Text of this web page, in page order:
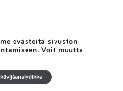
HANNE VALTARI
+ perheblogi
evästeitä sivuston
Voit muutta